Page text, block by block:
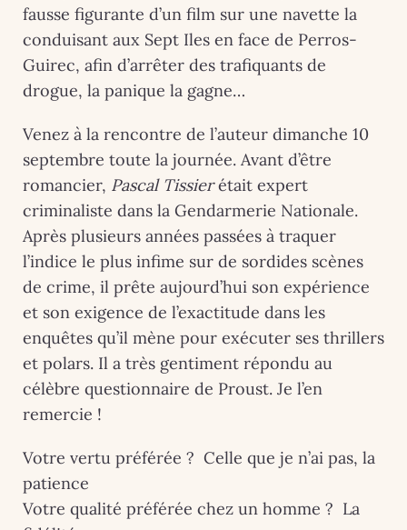
fausse figurante d’un film sur une navette la
conduisant aux Sept Iles en face de Perros-
Guirec, afin d’arrêter des trafiquants de
drogue, la panique la gagne…
Venez à la rencontre de l’auteur dimanche 10
septembre toute la journée. Avant d’être
romancier, Pascal Tissierétait expert
criminaliste dans la Gendarmerie Nationale.
Après plusieurs années passées à traquer
l’indice le plus infime sur de sordides scènes
de crime, il prête aujourd’hui son expérience
et son exigence de l’exactitude dans les
enquêtes qu’il mène pour exécuter ses thrillers
et polars. Il a très gentiment répondu au
célèbre questionnaire de Proust. Je l’en
remercie !
Votre vertu préférée ? Celle que je n’ai pas, la
patience
Votre qualité préférée chez un homme ? La